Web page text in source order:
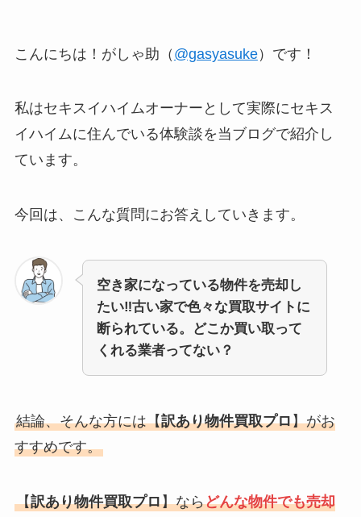
こんにちは！がしゃ助（ @gasyasuke）です！
私はセキスイハイムオーナーとして実際にセキス
イハイムに住んでいる体験談を当ブログで紹介し
ています。
今回は、こんな質問にお答えしていきます。
空き家になっている物件を売却し
たい‼古い家で色々な買取サイトに
断られている。どこか買い取って
くれる業者ってない？
結論、そんな方には【訳あり物件買取プロ】がお
すすめです。
【訳あり物件買取プロ】ならどんな物件でも売却